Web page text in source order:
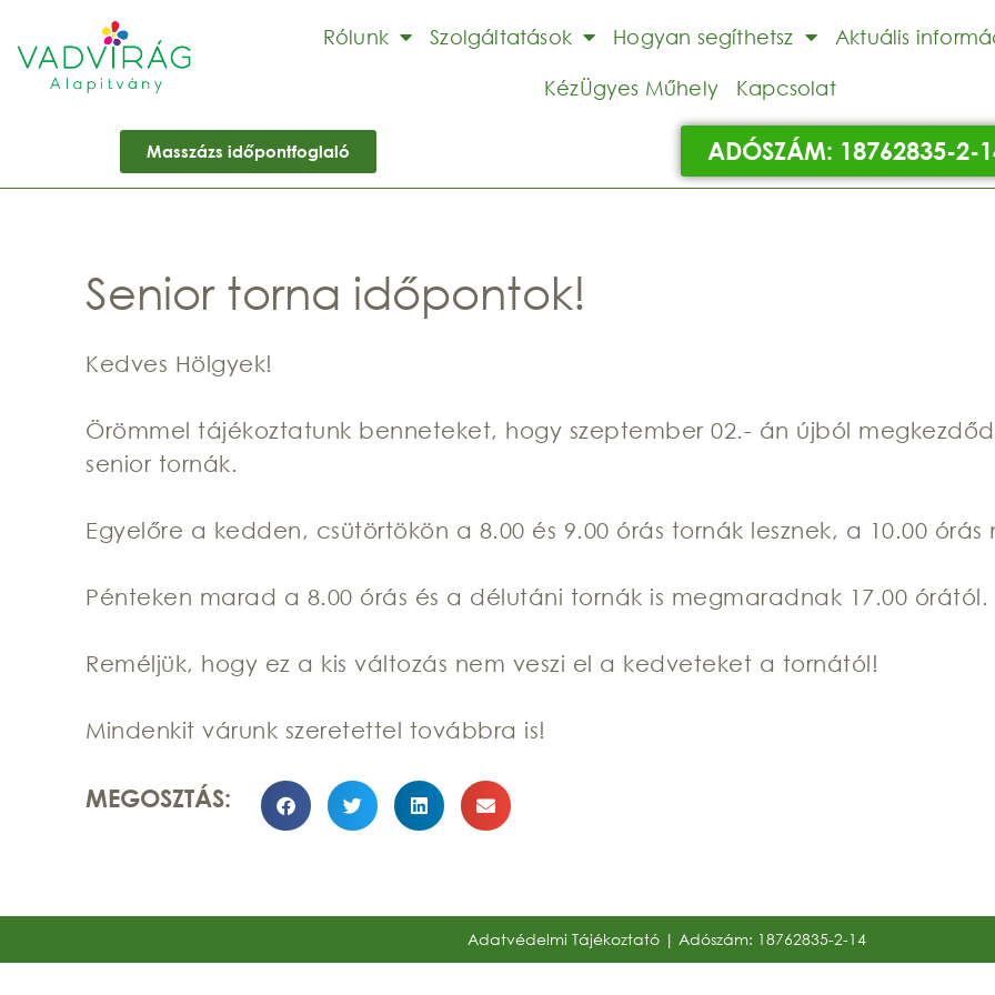
Rólunk Szolgáltatások Hogyan segíthetsz Aktuális
KézÜgyes Műhely Kapcsolat
Masszázs időpontfoglaló ADÓSZÁM: 18762835-2-
Senior torna időpontok!
Kedves Hölgyek!
Örömmel tájékoztatunk benneteket, hogy szeptember 02.- án újból
senior tornák.
Egyelőre a kedden, csütörtökön a 8.00 és 9.00 órás tornák lesznek, a 10.00 órás
Pénteken marad a 8.00 órás és a délutáni tornák is megmaradnak 17.00 órától.
Reméljük, hogy ez a kis változás nem veszi el a kedveteket a tornától!
Mindenkit várunk szeretettel továbbra is!
MEGOSZTÁS:
Adatvédelmi Tájékoztató| Adószám: 18762835-2-14